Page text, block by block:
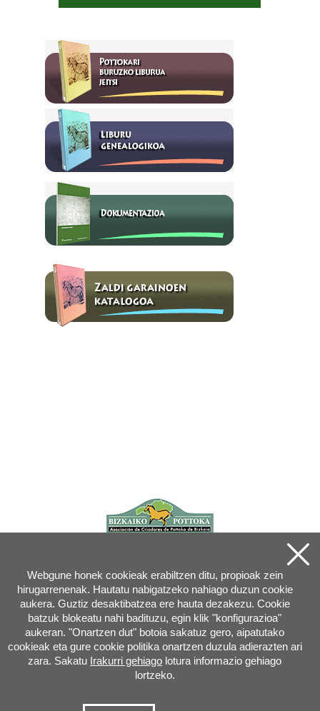
info@pottoka.info
Webgune honek cookieak erabiltzen ditu, propioak zein
hirugarrenenak. Hautatu nabigatzeko nahiago duzun cookie
aukera. Guztiz desaktibatzea ere hauta dezakezu. Cookie
batzuk blokeatu nahi badituzu, egin klik "konfigurazioa"
aukeran. "Onartzen dut" botoia sakatuz gero, aipatutako
cookieak eta gure cookie politika onartzen duzula adierazten ari
zara. Sakatu Irakurri gehiago lotura informazio gehiago
lortzeko.